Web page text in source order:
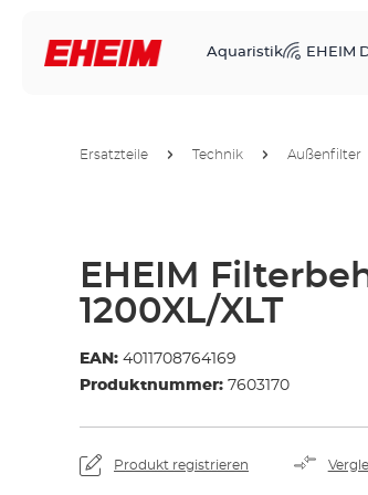
Aquaristik EHEIM
Ersatzteile Technik Außenfilter
EHEIM
1200XL/XLT
EAN: 4011708764169
Produktnummer: 7603170
Produkt registrieren